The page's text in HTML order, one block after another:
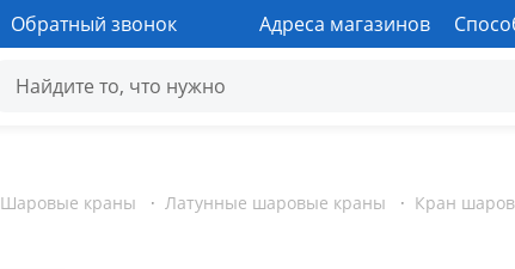
Обратный звонок Адреса магазинов
Шаровые краны · Латунные шаровые краны ·